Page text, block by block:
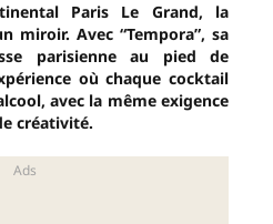
Paris Le Grand, la
miroir. Avec “Tempora”, sa
parisienne au pied de
où chaque cocktail
avec la même exigence
créativité.